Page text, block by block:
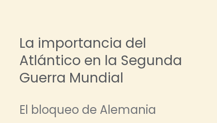
La importancia del
Atlántico en la Segunda
Guerra Mundial
El bloqueo de Alemania